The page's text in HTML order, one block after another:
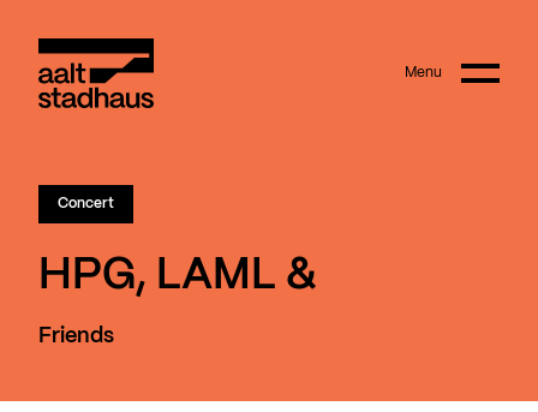
Main content Menu
Complet
Concert
HPG, LAML &
Friends